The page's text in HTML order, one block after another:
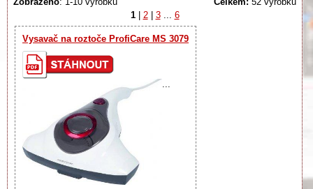
1 | 2 | 3 6
Vysavač na roztoče ProfiCare MS 3079